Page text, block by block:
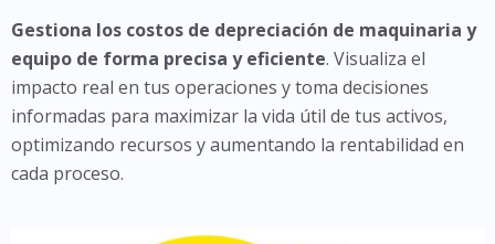
Gestiona los costos de depreciación de maquinaria y
equipo de forma precisa y eficiente. Visualiza el
impacto real en tus operaciones y toma decisiones
informadas para maximizar la vida útil de tus activos,
optimizando recursos y aumentando la rentabilidad en
cada proceso.